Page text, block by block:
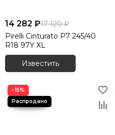
14 282 ₽17 120 ₽
Pirelli Cinturato P7 245/40
R18 97Y XL
Известить
−15%